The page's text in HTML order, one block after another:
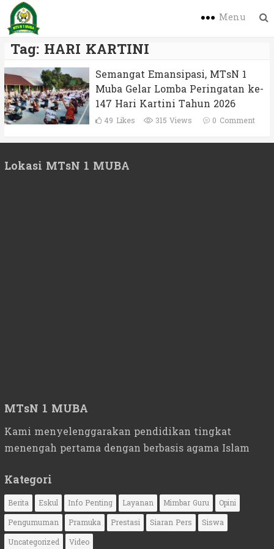
Menu
Tag: HARI KARTINI
Semangat Emansipasi, MTsN 1
Muba Gelar Lomba Peringatan ke-
147 Hari Kartini Tahun 2026
49 Likes 315 Views 0 Comment
Lokasi MTsN 1 MUBA
MTsN 1 MUBA
Kami menyelenggarakan pendidikan tingkat
menengah pertama dengan berbasis agama Islam
Kategori
Berita Eskul Info Penting Layanan Mimbar Guru
Opini
Pengumuman
Pramuka Prestasi Siaran Pers
Siswa
Uncategorized
Video